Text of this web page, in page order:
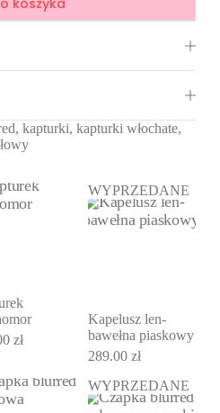
, kapturki, kapturki włochate,
zł
WYPRZEDANE
Kapelusz len-
bawełna piaskowy
289.00 zł
WYPRZEDANE